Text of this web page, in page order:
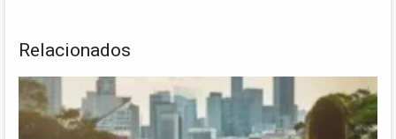
Relacionados